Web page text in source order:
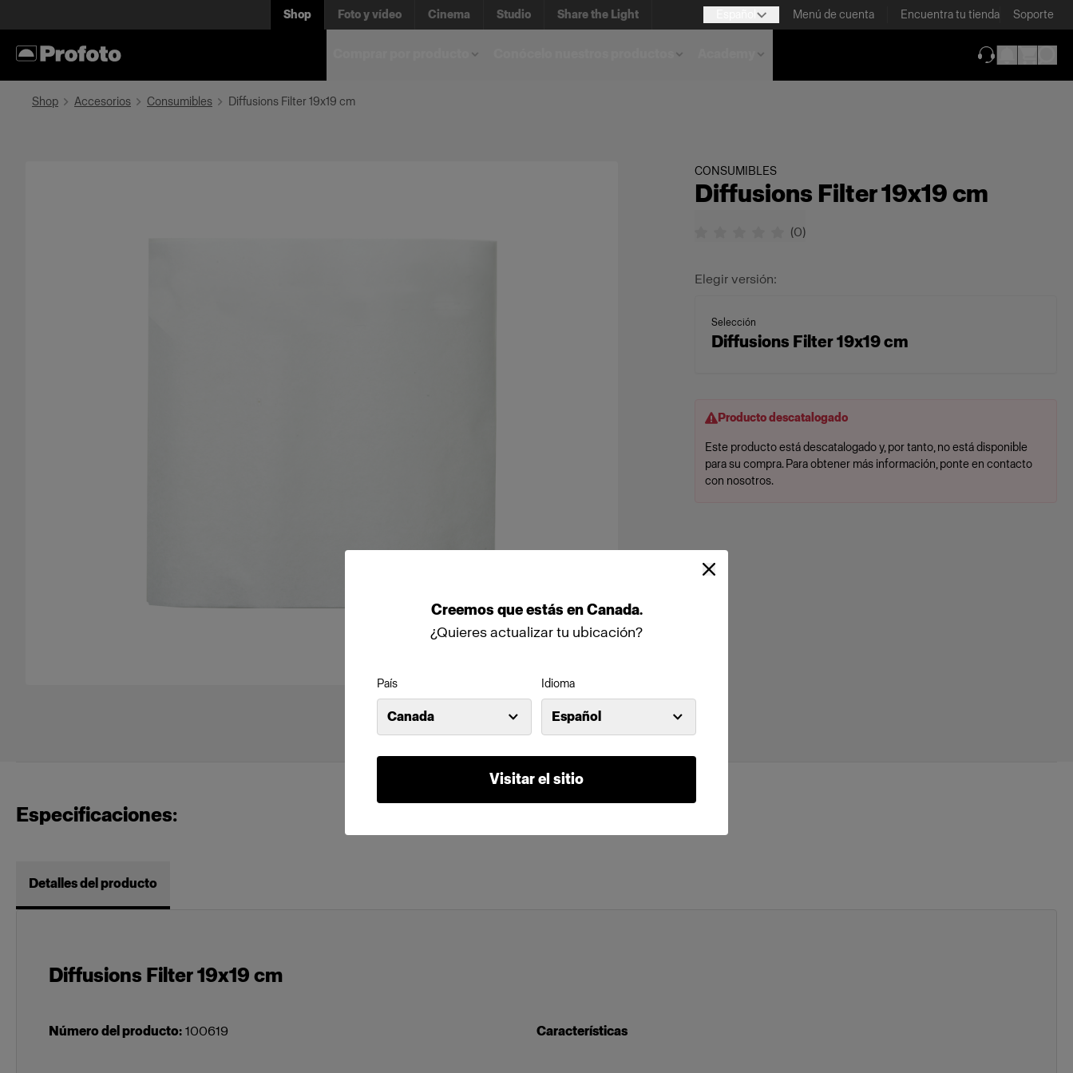
Creemos queestás enCanada.
¿Quieres actualizar tu ubicación?
País
Canada
Idioma
Español
Visitar el sitio
Shop Foto y vídeo Cinema Studio Share the Light Menú de cuenta Encuentra tu tienda Soporte
Shop Accesorios Consumibles Diffusions Filter 19x19 cm
CONSUMIBLES
Diffusions Filter 19x19 cm
(0)
Elegir versión:
Selección
Diffusions Filter 19x19 cm
Producto descatalogado
Este producto está descatalogado y, por tanto, no está disponible
para su compra. Para obtener más información, ponte en contacto
con nosotros.
Especificaciones:
Detalles del producto
Diffusions Filter 19x19 cm
Número del producto: 100619 Características